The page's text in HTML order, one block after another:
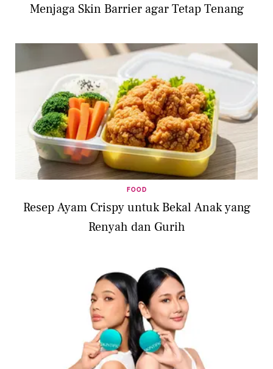
Menjaga Skin Barrier agar Tetap Tenang
FOOD
Resep Ayam Crispy untuk Bekal Anak yang
Renyah dan Gurih